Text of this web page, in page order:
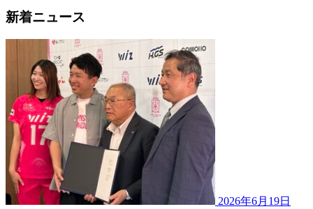
新着ニュース
2026年6月19日